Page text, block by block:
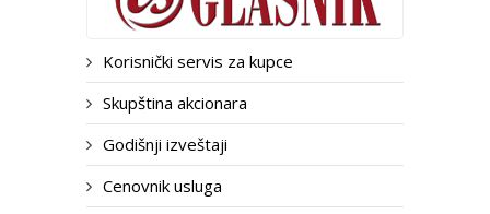
Korisnički servis za kupce
Skupština akcionara
Godišnji izveštaji
Cenovnik usluga